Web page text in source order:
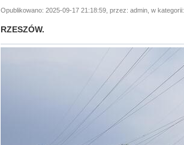
Opublikowano: 2025-09-17 21:18:59, przez: admin, w kategorii:
RZESZÓW.